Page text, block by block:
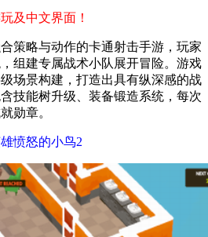
及中文界面！
策略与动作的卡通射击手游，玩家
组建专属战术小队展开冒险。游戏
场景构建，打造出具有纵深感的战
技能树升级、装备锻造系统，每次
勋章。
愤怒的小鸟2